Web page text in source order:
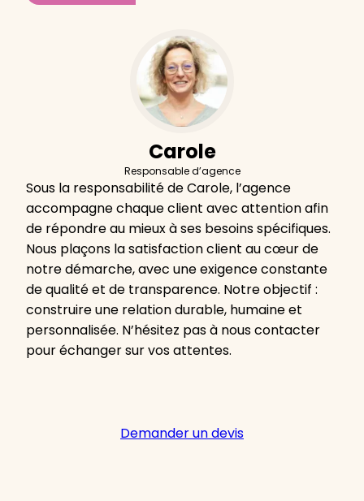
Carole
Responsable d’agence
Sous la responsabilité de Carole, l’agence
accompagne chaque client avec attention afin
de répondre au mieux à ses besoins spécifiques.
Nous plaçons la satisfaction client au cœur de
notre démarche, avec une exigence constante
de qualité et de transparence. Notre objectif :
construire une relation durable, humaine et
personnalisée. N’hésitez pas à nous contacter
pour échanger sur vos attentes.
Demander un devis